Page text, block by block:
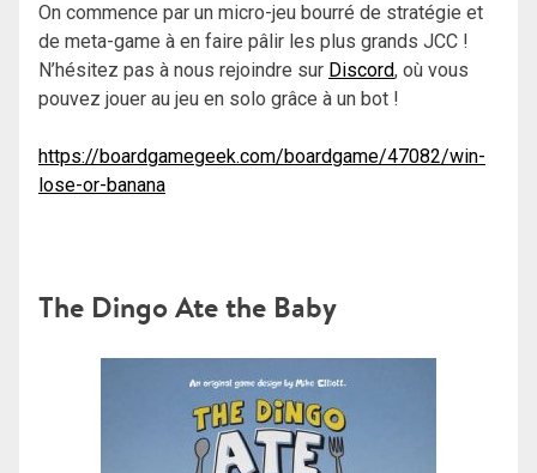
On commence par un micro-jeu bourré de stratégie et
de meta-game à en faire pâlir les plus grands JCC !
N’hésitez pas à nous rejoindre sur Discord, où vous
pouvez jouer au jeu en solo grâce à un bot !
https://boardgamegeek.com/boardgame/47082/win-
lose-or-banana
The Dingo Ate the Baby